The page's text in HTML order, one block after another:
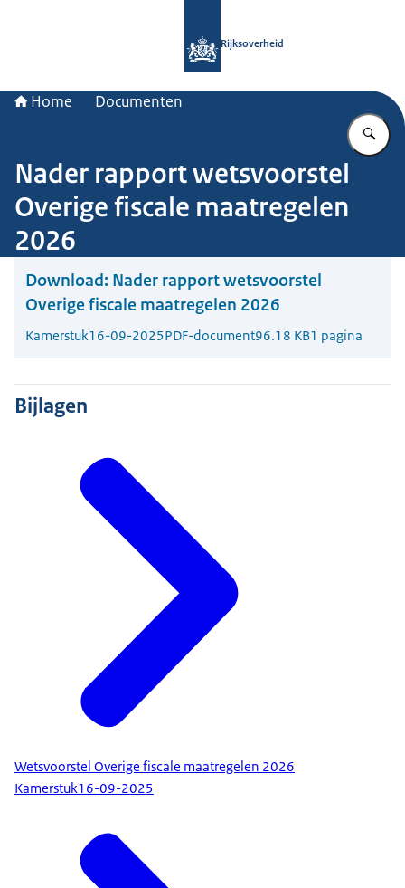
Rijksoverheid
Home Documenten
Nader rapport wetsvoorstel
Overige fiscale maatregelen
2026
Download: Nader rapport wetsvoorstel
Overige fiscale maatregelen 2026
Kamerstuk16-09-2025PDF-document96.18 KB1 pagina
Bijlagen
Wetsvoorstel Overige fiscale maatregelen 2026
Kamerstuk16-09-2025